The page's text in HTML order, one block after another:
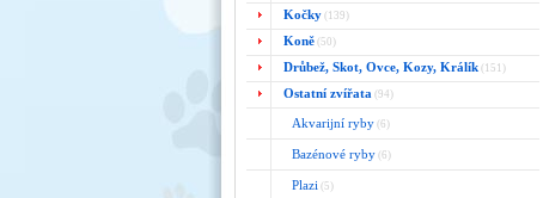
Kočky (139)
Koně (50)
Drůbež, Skot, Ovce, Kozy, Králík (151)
Ostatní zvířata (94)
Akvarijní ryby (6)
Bazénové ryby (6)
Plazi (5)